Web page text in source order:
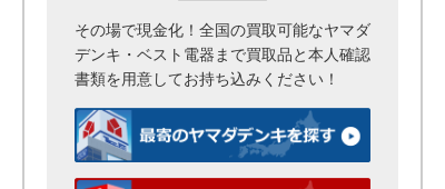
その場で現金化！全国の買取可能なヤマダ
デンキ・ベスト電器まで買取品と本人確認
書類を用意してお持ち込みください！